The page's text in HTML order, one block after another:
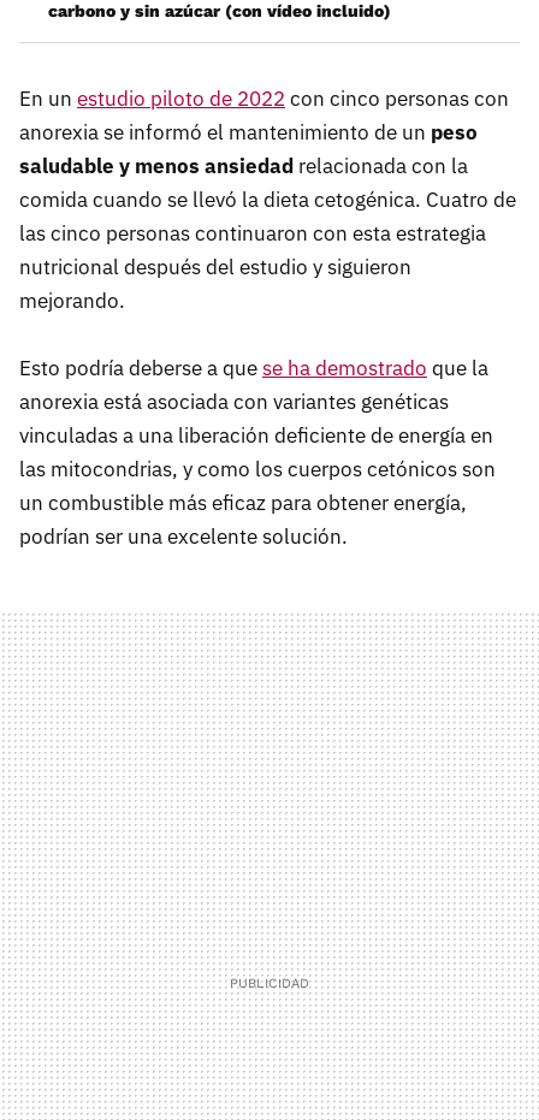
carbono y sin azúcar (con vídeo incluido)
En un estudio piloto de 2022 con cinco personas con
anorexia se informó el mantenimiento de un peso
saludable y menos ansiedad relacionada con la
comida cuando se llevó la dieta cetogénica. Cuatro de
las cinco personas continuaron con esta estrategia
nutricional después del estudio y siguieron
mejorando.
Esto podría deberse a quese ha demostrado que la
anorexia está asociada con variantes genéticas
vinculadas a una liberación deficiente de energía en
las mitocondrias, y como los cuerpos cetónicos son
un combustible más eficaz para obtener energía,
podrían ser una excelente solución.